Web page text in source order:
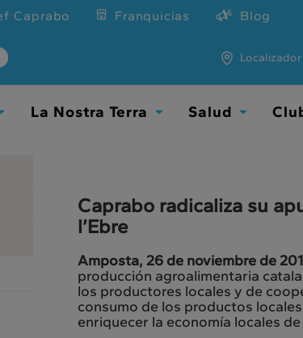
Caprabo Franquicias Blog
La Nostra Terra Salud
Caprabo radicaliza su
l’Ebre
Amposta, 26 de noviembre de
producción agroalimentaria
los productores locales y de
consumo de los productos
enriquecer la economía locales